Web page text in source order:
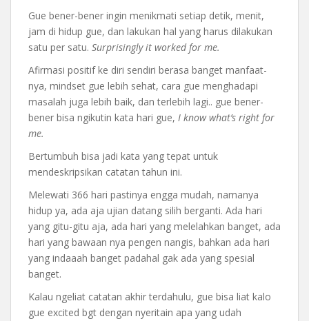
Gue bener-bener ingin menikmati setiap detik, menit,
jam di hidup gue, dan lakukan hal yang harus dilakukan
satu per satu. Surprisingly it worked for me.
Afirmasi positif ke diri sendiri berasa banget manfaat-
nya, mindset gue lebih sehat, cara gue menghadapi
masalah juga lebih baik, dan terlebih lagi.. gue bener-
bener bisa ngikutin kata hari gue, I know what’s right for
me.
Bertumbuh bisa jadi kata yang tepat untuk
mendeskripsikan catatan tahun ini.
Melewati 366 hari pastinya engga mudah, namanya
hidup ya, ada aja ujian datang silih berganti. Ada hari
yang gitu-gitu aja, ada hari yang melelahkan banget, ada
hari yang bawaan nya pengen nangis, bahkan ada hari
yang indaaah banget padahal gak ada yang spesial
banget.
Kalau ngeliat catatan akhir terdahulu, gue bisa liat kalo
gue excited bgt dengan nyeritain apa yang udah